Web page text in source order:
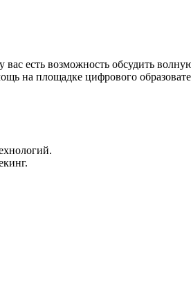
вас есть возможность обсудить
на площадке цифрового